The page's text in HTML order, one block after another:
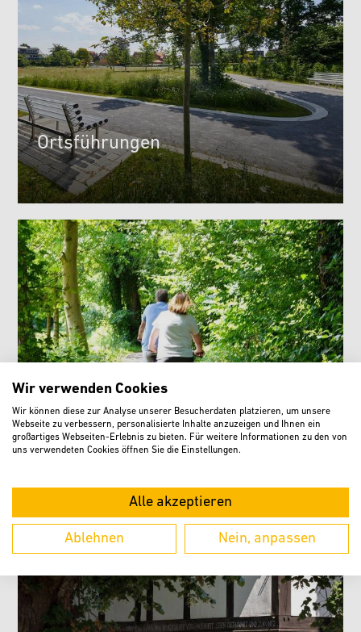
Ortsführungen
Rad- und Wandertouren
Wir verwenden Cookies
Wir können diese zur Analyse unserer Besucherdaten platzieren, um unsere
Webseite zu verbessern, personalisierte Inhalte anzuzeigen und Ihnen ein
großartiges Webseiten-Erlebnis zu bieten. Für weitere Informationen zu den von
uns verwendeten Cookies öffnen Sie die Einstellungen.
Alle akzeptieren
Ablehnen Nein, anpassen